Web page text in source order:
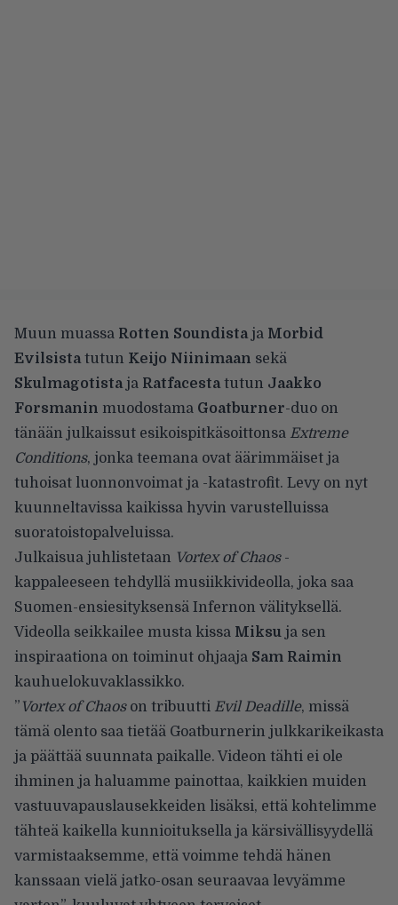
Muun muassa Rotten Soundistaja Morbid
Evilsistatutun Keijo Niinimaan sekä
Skulmagotistaja Ratfacestatutun Jaakko
Forsmanin muodostama Goatburner-duo on
tänään julkaissut esikoispitkäsoittonsa Extreme
Conditions, jonka teemana ovat äärimmäiset ja
tuhoisat luonnonvoimat ja -katastrofit. Levy on nyt
kuunneltavissa kaikissa hyvin varustelluissa
suoratoistopalveluissa.
Julkaisua juhlistetaan Vortex of Chaos-
kappaleeseen tehdyllä musiikkivideolla, joka saa
Suomen-ensiesityksensä Infernon välityksellä.
Videolla seikkailee musta kissa Miksu ja sen
inspiraationa on toiminut ohjaaja Sam Raimin
kauhuelokuvaklassikko.
” Vortex of Chaoson tribuutti Evil Deadille, missä
tämä olento saa tietää Goatburnerin julkkarikeikasta
ja päättää suunnata paikalle. Videon tähti ei ole
ihminen ja haluamme painottaa, kaikkien muiden
vastuuvapauslausekkeiden lisäksi, että kohtelimme
tähteä kaikella kunnioituksella ja kärsivällisyydellä
varmistaaksemme, että voimme tehdä hänen
kanssaan vielä jatko-osan seuraavaa levyämme